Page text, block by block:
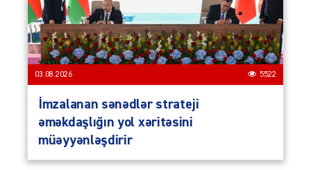
03.08.2026 5522
İmzalanan sənədlər strateji
əməkdaşlığın yol xəritəsini
müəyyənləşdirir